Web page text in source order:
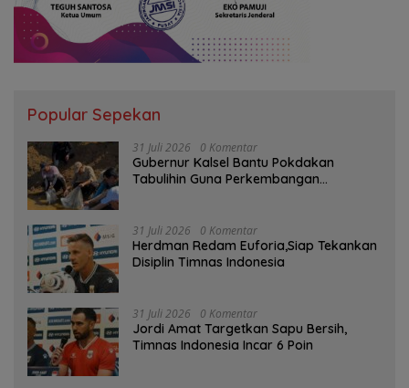
Popular Sepekan
31 Juli 2026 0 Komentar
Gubernur Kalsel Bantu Pokdakan
Tabulihin Guna Perkembangan
31 Juli 2026 0 Komentar
Herdman Redam Euforia,Siap Tekankan
Disiplin Timnas Indonesia
31 Juli 2026 0 Komentar
Jordi Amat Targetkan Sapu Bersih,
Timnas Indonesia Incar 6 Poin